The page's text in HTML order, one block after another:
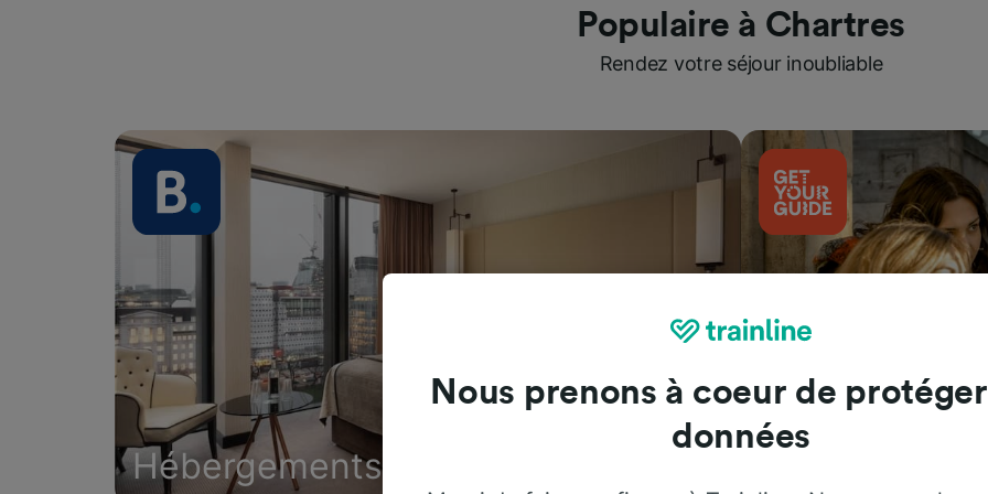
Populaire à Chartres
Rendez votre séjour inoubliable
Hébergements
Nous prenons à coeur de
données